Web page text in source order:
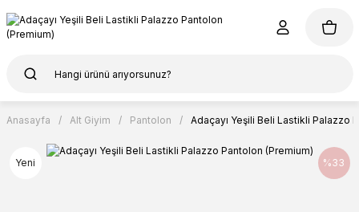
Anasayfa Alt Giyim Pantolon Adaçayı Yeşili Beli Lastikli Palazzo
Yeni %33